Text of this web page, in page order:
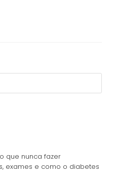
que nunca fazer
exames e como o diabetes